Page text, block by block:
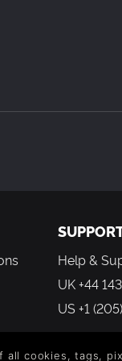
尚未战败，则该武将
Help &
UK +44
US +1
cookies, tags,